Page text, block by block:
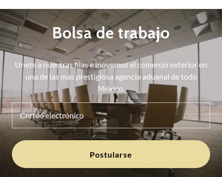
Bolsa de trabajo
Unete a nuestras filas e inovemos el comercio exterior en
una de las mas prestigiosa agencia aduanal de todo
México.
Correo electrónico
Postularse